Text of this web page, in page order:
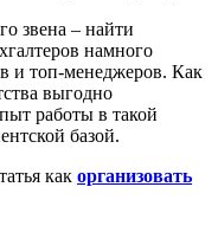
звена – найти
намного
и топ-менеджеров. Как
выгодно
работы в такой
базой.
как организовать